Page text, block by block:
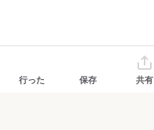
行った 保存 共有